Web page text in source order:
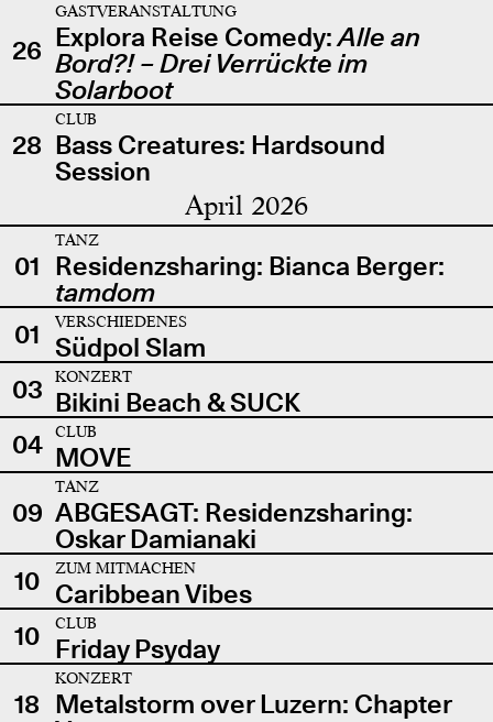
26
GASTVERANSTALTUNG
Explora Reise Comedy:Alle an
Bord?! – Drei Verrückte im
Solarboot
28
CLUB
Bass Creatures: Hardsound
Session
April 2026
01
TANZ
Residenzsharing: Bianca Berger:
tamdom
01
VERSCHIEDENES
Südpol Slam
03
KONZERT
Bikini Beach & SUCK
04
CLUB
MOVE
09
TANZ
ABGESAGT: Residenzsharing:
Oskar Damianaki
10
ZUM MITMACHEN
Caribbean Vibes
10
CLUB
Friday Psyday
18
KONZERT
Metalstorm over Luzern: Chapter